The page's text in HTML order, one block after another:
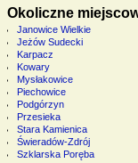
Okoliczne
Janowice Wielkie
Jeżów Sudecki
Karpacz
Kowary
Mysłakowice
Piechowice
Podgórzyn
Przesieka
Stara Kamienica
Świeradów-Zdrój
Szklarska Poręba